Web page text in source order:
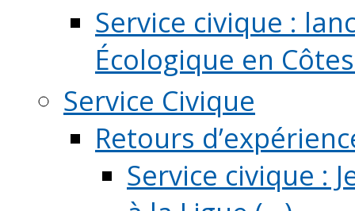
Service civique :
Écologique en
Service Civique
Retours
Service civique :